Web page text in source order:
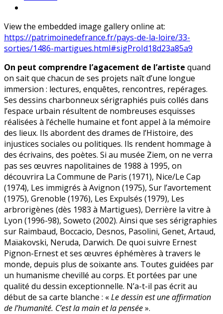
View the embedded image gallery online at:
https://patrimoinedefrance.fr/pays-de-la-loire/33-
sorties/1486-martigues.html#sigProId18d23a85a9
On peut comprendre l’agacement de l’artiste quand
on sait que chacun de ses projets naît d’une longue
immersion : lectures, enquêtes, rencontres, repérages.
Ses dessins charbonneux sérigraphiés puis collés dans
l’espace urbain résultent de nombreuses esquisses
réalisées à l’échelle humaine et font appel à la mémoire
des lieux. Ils abordent des drames de l’Histoire, des
injustices sociales ou politiques. Ils rendent hommage à
des écrivains, des poètes. Si au musée Ziem, on ne verra
pas ses œuvres napolitaines de 1988 à 1995, on
découvrira La Commune de Paris (1971), Nice/Le Cap
(1974), Les immigrés à Avignon (1975), Sur l’avortement
(1975), Grenoble (1976), Les Expulsés (1979), Les
arbrorigènes (dès 1983 à Martigues), Derrière la vitre à
Lyon (1996-98), Soweto (2002). Ainsi que ses sérigraphies
sur Raimbaud, Boccacio, Desnos, Pasolini, Genet, Artaud,
Maïakovski, Neruda, Darwich. De quoi suivre Ernest
Pignon-Ernest et ses œuvres éphémères à travers le
monde, depuis plus de soixante ans. Toutes guidées par
un humanisme chevillé au corps. Et portées par une
qualité du dessin exceptionnelle. N’a-t-il pas écrit au
début de sa carte blanche : «Le dessin est une affirmation
de l’humanité. C’est la main et la pensée».